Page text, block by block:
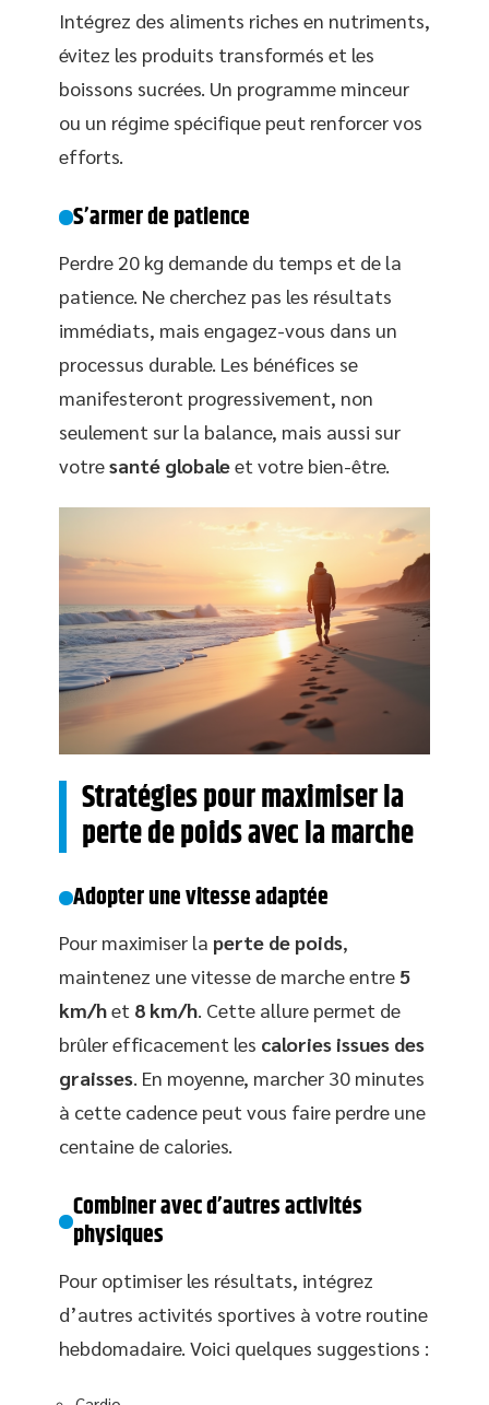
Intégrez des aliments riches en nutriments,
évitez les produits transformés et les
boissons sucrées. Un programme minceur
ou un régime spécifique peut renforcer vos
efforts.
S’armer de patience
Perdre 20 kg demande du temps et de la
patience. Ne cherchez pas les résultats
immédiats, mais engagez-vous dans un
processus durable. Les bénéfices se
manifesteront progressivement, non
seulement sur la balance, mais aussi sur
votresanté globaleet votre bien-être.
Stratégies pour maximiser la
perte de poids avec la marche
Adopter une vitesse adaptée
Pour maximiser la perte de poids,
maintenez une vitesse de marche entre 5
km/het 8 km/h. Cette allure permet de
brûler efficacement les calories issues des
graisses. En moyenne, marcher 30 minutes
à cette cadence peut vous faire perdre une
centaine de calories.
Combiner avec d’autres activités
physiques
Pour optimiser les résultats, intégrez
d’autres activités sportives à votre routine
hebdomadaire. Voici quelques suggestions :